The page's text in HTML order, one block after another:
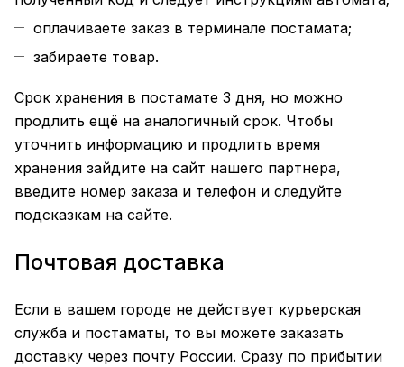
оплачиваете заказ в терминале постамата;
забираете товар.
Срок хранения в постамате 3 дня, но можно
продлить ещё на аналогичный срок. Чтобы
уточнить информацию и продлить время
хранения зайдите на сайт нашего партнера,
введите номер заказа и телефон и следуйте
подсказкам на сайте.
Почтовая доставка
Если в вашем городе не действует курьерская
служба и постаматы, то вы можете заказать
доставку через почту России. Сразу по прибытии